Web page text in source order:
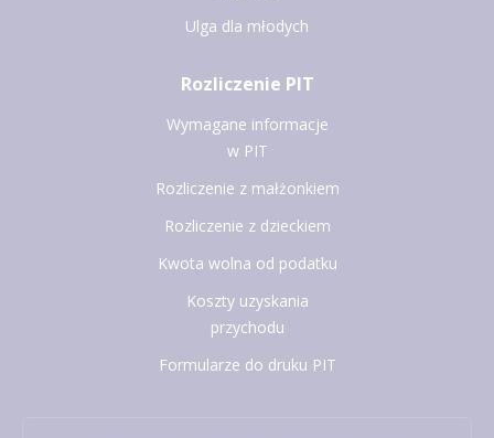
Ulga dla młodych
Rozliczenie PIT
Wymagane informacje
w PIT
Rozliczenie z małżonkiem
Rozliczenie z dzieckiem
Kwota wolna od podatku
Koszty uzyskania
przychodu
Formularze do druku PIT